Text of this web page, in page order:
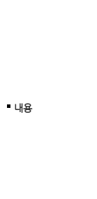
내용